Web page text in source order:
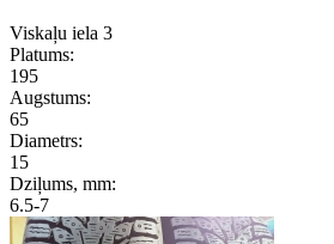
Viskaļu iela 3
Platums:
195
Augstums:
65
Diametrs:
15
Dziļums, mm:
6.5-7